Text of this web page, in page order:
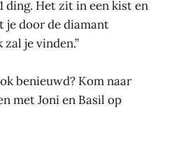
ding. Het zit in een kist en
je door de diamant
je vinden.”
benieuwd? Kom naar
met Joni en Basil op